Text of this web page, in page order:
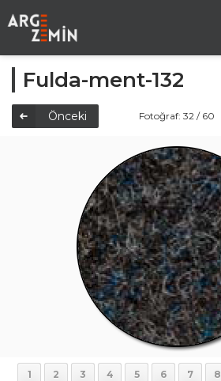
Fulda-ment-132
Önceki Fotoğraf: 32 / 60
1 2 3 4 5 6 7 8